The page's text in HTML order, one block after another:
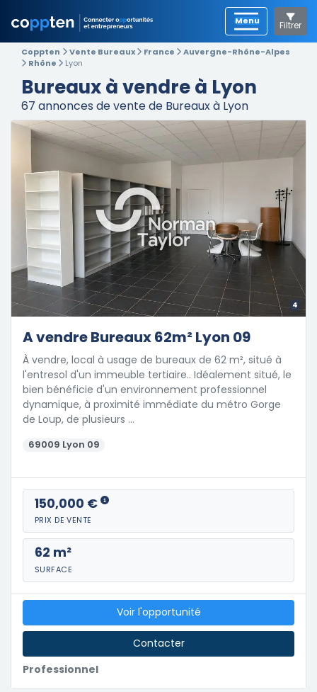
Filtrer
Coppten Vente Bureaux France
Auvergne-Rhône-Alpes
Rhône
Lyon
Bureaux à vendre à Lyon
67 annonces de vente de Bureaux à Lyon
4
A vendre Bureaux 62m² Lyon 09
À vendre, local à usage de bureaux de 62 m², situé à
l'entresol d'un immeuble tertiaire.. Idéalement situé, le
bien bénéficie d'un environnement professionnel
dynamique, à proximité immédiate du métro Gorge
de Loup, de plusieurs …
69009 Lyon 09
150,000 €
PRIX DE VENTE
62 m²
SURFACE
Professionnel
Voir l'opportunité
Contacter